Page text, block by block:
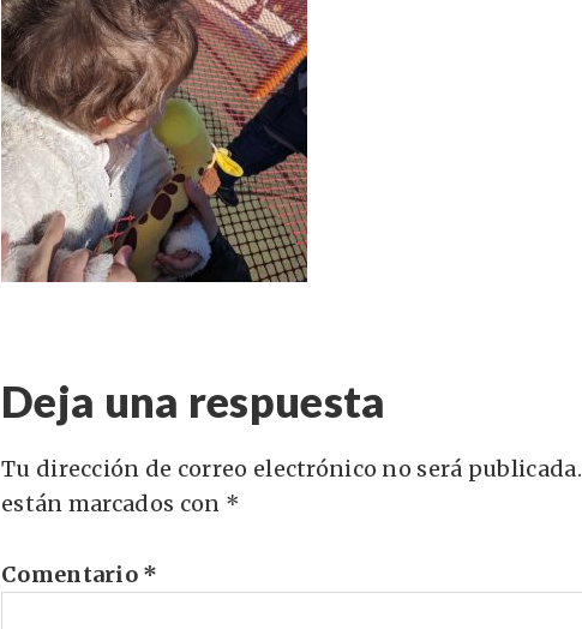
Deja una respuesta
Tu dirección de correo electrónico no será publicada.
están marcados con *
Comentario *